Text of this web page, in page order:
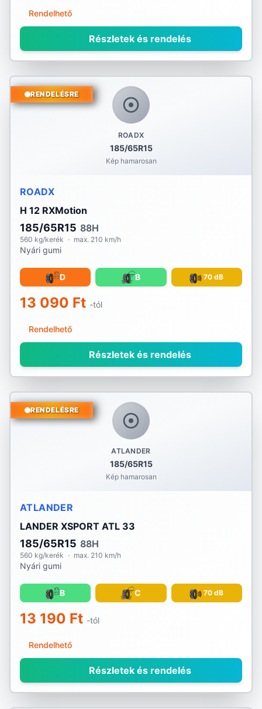
Nexen
Nordex
Nortenha
Platin
PointS
Radar
Riken
RoadX
Sava
Sebring
Sportiva
Sumitomo
Taurus
Toyo
Tracmax
Rendelhető
Részletek és rendelés
ROADX
185/65R15
Kép hamarosan
RENDELÉSRE
ROADX
H 12 RXMotion
185/65R15 88H
560 kg/kerék · max. 210 km/h
Nyári gumi
D B 70 dB
13 090 Ft -tól
Rendelhető
Részletek és rendelés
ATLANDER
185/65R15
Kép hamarosan
RENDELÉSRE
ATLANDER
LANDER XSPORT ATL 33
185/65R15 88H
560 kg/kerék · max. 210 km/h
Nyári gumi
B C 70 dB
13 190 Ft -tól
Rendelhető
Részletek és rendelés